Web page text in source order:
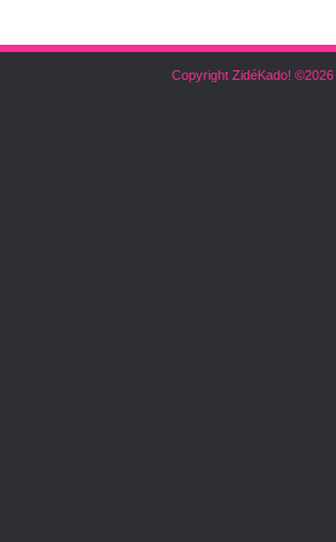
Copyright ZidéKado! ©2026